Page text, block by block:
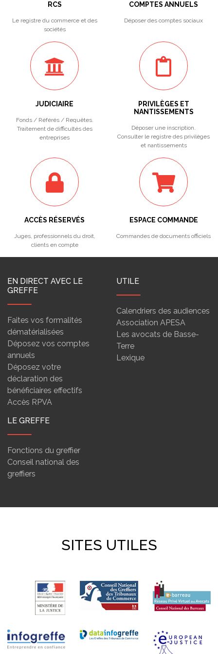
RCS
Le registre du commerce et des
sociétés
COMPTES ANNUELS
Déposer des comptes sociaux
JUDICIAIRE
Fonds / Référés / Requêtes.
Traitement de difficultés des
entreprises
PRIVILÈGES ET
NANTISSEMENTS
Déposer une inscription.
Consulter le registre des privilèges
et nantissements
ACCÈS RÉSERVÉS
Juges, professionnels du droit,
clients en compte
ESPACE COMMANDE
Commandes de documents officiels
EN DIRECT AVEC LE
GREFFE
Faites vos formalités
dématérialisées
Déposez vos comptes
annuels
Déposez votre
déclaration des
bénéficiaires effectifs
Accès RPVA
UTILE
Calendriers des audiences
Association APESA
Les avocats de Basse-
Terre
Lexique
LE GREFFE
Fonctions du greffier
Conseil national des
greffiers
SITES UTILES